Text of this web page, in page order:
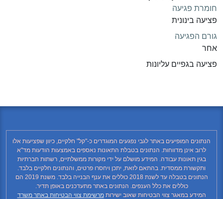
חומרת פגיעה
פציעה בינונית
גורם הפגיעה
אחר
פציעה בגפיים עליונות
הנתונים המופיעים באתר לגבי נפגעים המוגדרים כ-"קל" חלקיים, כיוון שפציעות אלו
לרוב אינן מדווחות. הנתונים בטבלת התאונות נאספים באמצעות הודעות מד"א
בגין תאונות עבודה. המידע מושלם על ידי מקורות ממשלתיים, רשתות חברתיות
ותקשורת ממסדית. בהתאם לזאת, יתכן ויחסרו פרטים, והנתונים חלקיים בלבד.
הנתונים בטבלה עד לשנת 2018 כוללים את ענף הבנייה בלבד. משנת 2019 הם
כוללים את כלל הענפים. הנתונים באתר מתעדכנים באופן תדיר.
המידע במאגר צווי הבטיחות שאוב ישירותמרשימת צווי הבטיחות באתר משרד